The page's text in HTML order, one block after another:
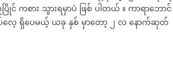
စား သွားရမှာပဲ ဖြစ် ပါတယ် ။ ကာရာဘောင်
ပ်လေ့ ရှိပေမယ့် ယခု နှစ် မှာတော့ ၂ လ နောက်ဆုတ်